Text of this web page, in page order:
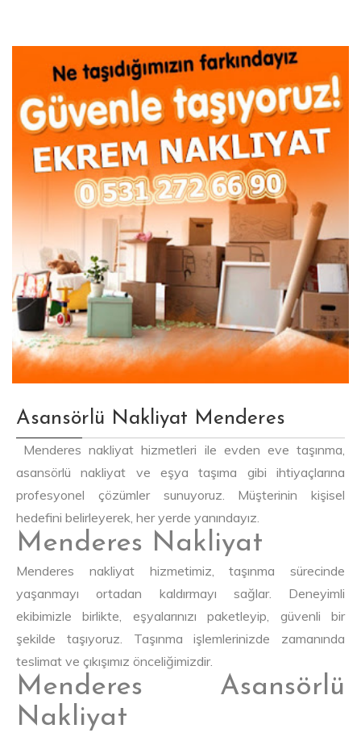
Asansörlü Nakliyat Menderes
Menderes nakliyat hizmetleri ile evden eve taşınma,
asansörlü nakliyat ve eşya taşıma gibi ihtiyaçlarına
profesyonel çözümler sunuyoruz. Müşterinin kişisel
hedefini belirleyerek, her yerde yanındayız.
Menderes Nakliyat
Menderes nakliyat hizmetimiz, taşınma sürecinde
yaşanmayı ortadan kaldırmayı sağlar. Deneyimli
ekibimizle birlikte, eşyalarınızı paketleyip, güvenli bir
şekilde taşıyoruz. Taşınma işlemlerinizde zamanında
teslimat ve çıkışımız önceliğimizdir.
Menderes Asansörlü
Nakliyat